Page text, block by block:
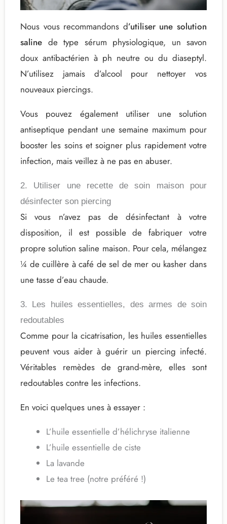
Nous vous recommandons d’utiliser une solution
saline de type sérum physiologique, un savon
doux antibactérien à ph neutre ou du diaseptyl.
N’utilisez jamais d’alcool pour nettoyer vos
nouveaux piercings.
Vous pouvez également utiliser une solution
antiseptique pendant une semaine maximum pour
booster les soins et soigner plus rapidement votre
infection, mais veillez à ne pas en abuser.
2. Utiliser une recette de soin maison pour
désinfecter son piercing
Si vous n’avez pas de désinfectant à votre
disposition, il est possible de fabriquer votre
propre solution saline maison. Pour cela, mélangez
¼ de cuillère à café de sel de mer ou kasher dans
une tasse d’eau chaude.
3. Les huiles essentielles, des armes de soin
redoutables
Comme pour la cicatrisation, les huiles essentielles
peuvent vous aider à guérir un piercing infecté.
Véritables remèdes de grand-mère, elles sont
redoutables contre les infections.
En voici quelques unes à essayer :
L’huile essentielle d’hélichryse italienne
L’huile essentielle de ciste
La lavande
Le tea tree (notre préféré !)